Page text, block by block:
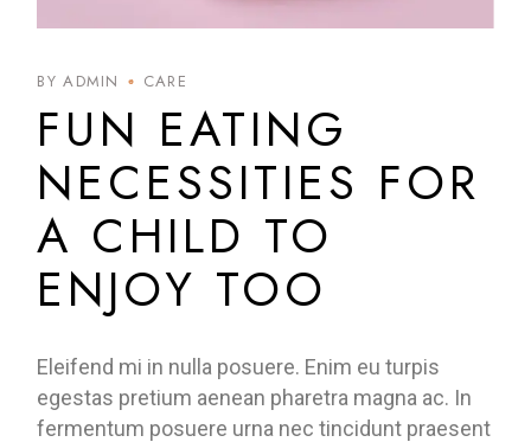
BY ADMIN CARE
FUN EATING
NECESSITIES FOR
A CHILD TO
ENJOY TOO
Eleifend mi in nulla posuere. Enim eu turpis
egestas pretium aenean pharetra magna ac. In
fermentum posuere urna nec tincidunt praesent